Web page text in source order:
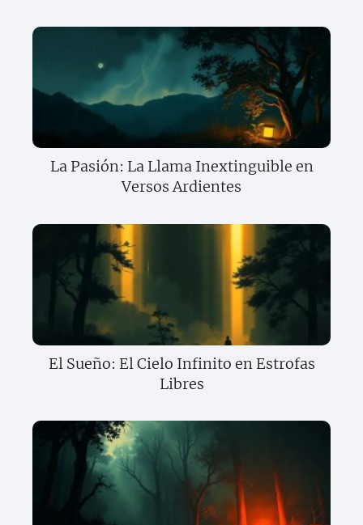
La Pasión: La Llama Inextinguible en
Versos Ardientes
El Sueño: El Cielo Infinito en Estrofas
Libres